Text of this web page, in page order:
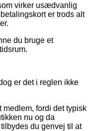
virker usædvanlig
er trods alt
du bruge et
er det i reglen ikke
fordi det typisk
nu og da
du genvej til at